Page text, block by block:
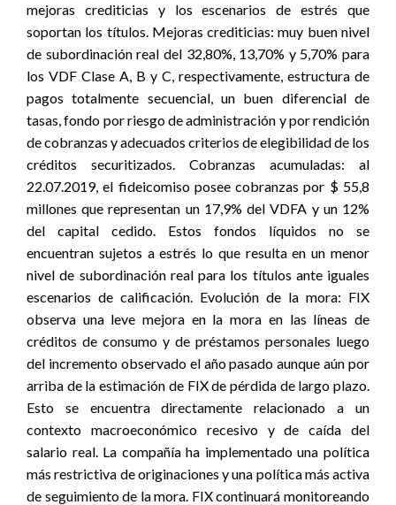
mejoras crediticias y los escenarios de estrés que
soportan los títulos. Mejoras crediticias: muy buen nivel
de subordinación real del 32,80%, 13,70% y 5,70% para
los VDF Clase A, B y C, respectivamente, estructura de
pagos totalmente secuencial, un buen diferencial de
tasas, fondo por riesgo de administración y por rendición
de cobranzas y adecuados criterios de elegibilidad de los
créditos securitizados. Cobranzas acumuladas: al
22.07.2019, el fideicomiso posee cobranzas por $ 55,8
millones que representan un 17,9% del VDFA y un 12%
del capital cedido. Estos fondos líquidos no se
encuentran sujetos a estrés lo que resulta en un menor
nivel de subordinación real para los títulos ante iguales
escenarios de calificación. Evolución de la mora: FIX
observa una leve mejora en la mora en las líneas de
créditos de consumo y de préstamos personales luego
del incremento observado el año pasado aunque aún por
arriba de la estimación de FIX de pérdida de largo plazo.
Esto se encuentra directamente relacionado a un
contexto macroeconómico recesivo y de caída del
salario real. La compañía ha implementado una política
más restrictiva de originaciones y una política más activa
de seguimiento de la mora. FIX continuará monitoreando